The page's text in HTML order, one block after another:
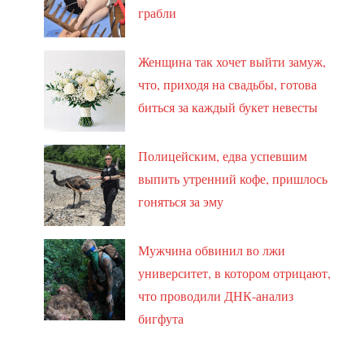
грабли
Женщина так хочет выйти замуж,
что, приходя на свадьбы, готова
биться за каждый букет невесты
Полицейским, едва успевшим
выпить утренний кофе, пришлось
гоняться за эму
Мужчина обвинил во лжи
университет, в котором отрицают,
что проводили ДНК-анализ
бигфута